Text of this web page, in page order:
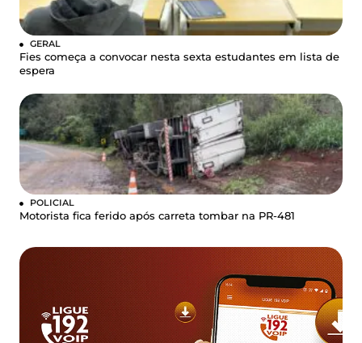
GERAL
Fies começa a convocar nesta sexta estudantes em lista de
espera
POLICIAL
Motorista fica ferido após carreta tombar na PR-481